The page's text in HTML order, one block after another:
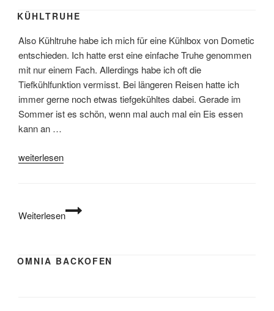
KÜHLTRUHE
Also Kühltruhe habe ich mich für eine Kühlbox von Dometic
entschieden. Ich hatte erst eine einfache Truhe genommen
mit nur einem Fach. Allerdings habe ich oft die
Tiefkühlfunktion vermisst. Bei längeren Reisen hatte ich
immer gerne noch etwas tiefgekühltes dabei. Gerade im
Sommer ist es schön, wenn mal auch mal ein Eis essen
kann an …
„Kühltruhe“
weiterlesen
Weiterlesen
Kühltruhe
OMNIA BACKOFEN